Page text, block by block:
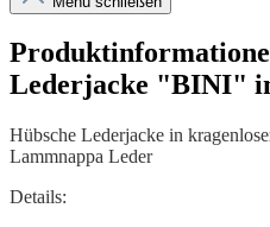
Lederjacke "BINI"
Hübsche Lederjacke in
Lammnappa Leder
Details: